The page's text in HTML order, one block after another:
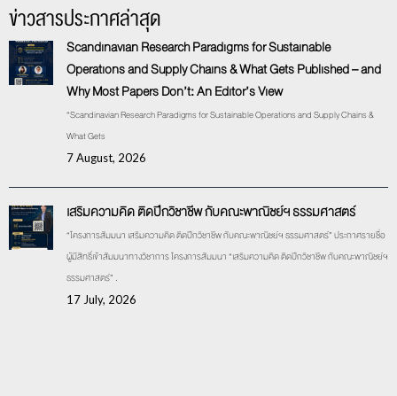
ข่าวสารประกาศล่าสุด
Scandinavian Research Paradigms for Sustainable
Operations and Supply Chains & What Gets Published – and
Why Most Papers Don’t: An Editor’s View
“Scandinavian Research Paradigms for Sustainable Operations and Supply Chains &
What Gets
7 August, 2026
เสริมความคิด ติดปีกวิชาชีพ กับคณะพาณิชย์ฯ ธรรมศาสตร์
“โครงการสัมมนา เสริมความคิด ติดปีกวิชาชีพ กับคณะพาณิชย์ฯ ธรรมศาสตร์” ประกาศรายชื่อ
ผู้มีสิทธิ์เข้าสัมมนาทางวิชาการ โครงการสัมมนา “เสริมความคิด ติดปีกวิชาชีพ กับคณะพาณิชย์ฯ
ธรรมศาสตร์” .
17 July, 2026